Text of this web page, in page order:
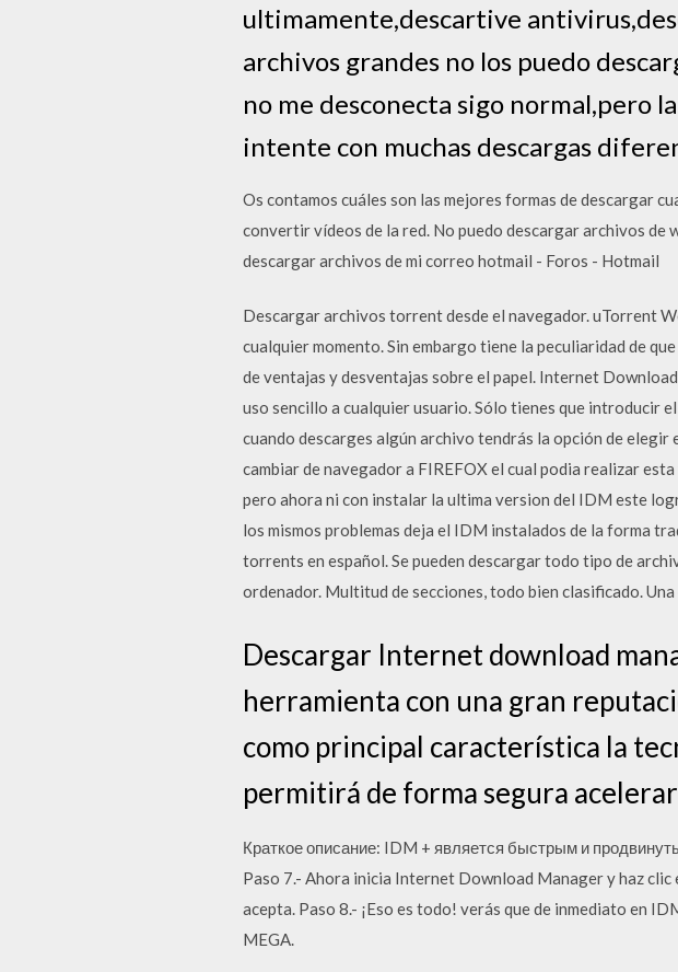
ultimamente,descartive
archivos grandes no los puedo
no me desconecta sigo normal,pero
intente con muchas descargas
Os contamos cuáles son las mejores formas de descargar
convertir vídeos de la red. No puedo descargar archivos
descargar archivos de mi correo hotmail - Foros - Hotmail
Descargar archivos torrent desde el navegador. uTorrent
cualquier momento. Sin embargo tiene la peculiaridad de
de ventajas y desventajas sobre el papel. Internet
uso sencillo a cualquier usuario. Sólo tienes que introducir
cuando descarges algún archivo tendrás la opción de elegir
cambiar de navegador a FIREFOX el cual podia realizar
pero ahora ni con instalar la ultima version del IDM este
los mismos problemas deja el IDM instalados de la forma
torrents en español. Se pueden descargar todo tipo de
ordenador. Multitud de secciones, todo bien clasificado.
Descargar Internet download
herramienta con una gran
como principal característica la
permitirá de forma segura
Краткое описание: IDM + является быстрым и
Paso 7.- Ahora inicia Internet Download Manager y haz clic
acepta. Paso 8.- ¡Eso es todo! verás que de inmediato en
MEGA.